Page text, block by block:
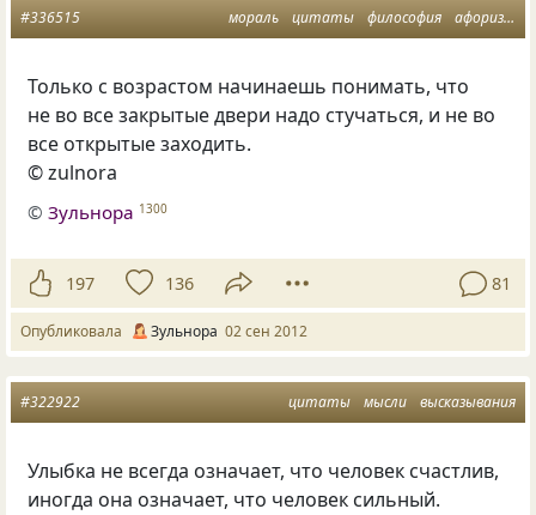
мораль цитаты философия афоризмы
#336515
Только с возрастом начинаешь понимать, что
не во все закрытые двери надо стучаться, и не во
все открытые заходить.
© zulnora
©Зульнора 1300
197 136 81
Опубликовала Зульнора 02 сен 2012
цитаты мысли высказывания
#322922
Улыбка не всегда означает, что человек счастлив,
иногда она означает, что человек сильный.